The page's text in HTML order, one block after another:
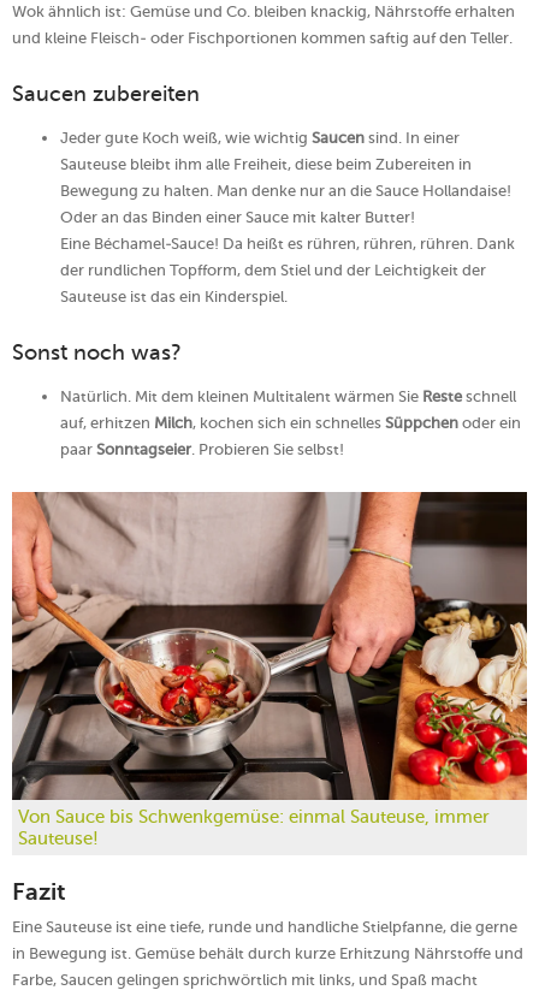
Wok ähnlich ist: Gemüse und Co. bleiben knackig, Nährstoffe erhalten
und kleine Fleisch- oder Fischportionen kommen saftig auf den Teller.
Saucen zubereiten
Jeder gute Koch weiß, wie wichtig Saucen sind. In einer
Sauteuse bleibt ihm alle Freiheit, diese beim Zubereiten in
Bewegung zu halten. Man denke nur an die Sauce Hollandaise!
Oder an das Binden einer Sauce mit kalter Butter!
Eine Béchamel-Sauce! Da heißt es rühren, rühren, rühren. Dank
der rundlichen Topfform, dem Stiel und der Leichtigkeit der
Sauteuse ist das ein Kinderspiel.
Sonst noch was?
Natürlich. Mit dem kleinen Multitalent wärmen Sie Resteschnell
auf, erhitzen Milch, kochen sich ein schnelles Süppchen oder ein
paar Sonntagseier . Probieren Sie selbst!
Von Sauce bis Schwenkgemüse: einmal Sauteuse, immer
Sauteuse!
Fazit
Eine Sauteuse ist eine tiefe, runde und handliche Stielpfanne, die gerne
in Bewegung ist. Gemüse behält durch kurze Erhitzung Nährstoffe und
Farbe, Saucen gelingen sprichwörtlich mit links, und Spaß macht